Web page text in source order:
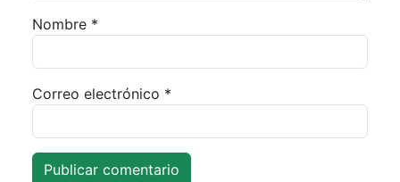
Nombre *
Correo electrónico *